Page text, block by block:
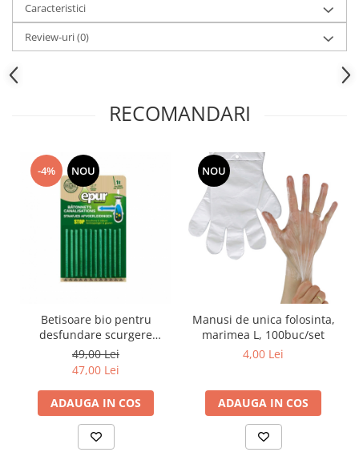
Caracteristici
Review-uri(0)
RECOMANDARI
-4% NOU
Betisoare bio pentru
desfundare scurgere
baie/bucatarie,12*2g
49,00 Lei
47,00 Lei
ADAUGA IN COS
NOU
Manusi de unica folosinta,
marimea L, 100buc/set
4,00 Lei
ADAUGA IN COS